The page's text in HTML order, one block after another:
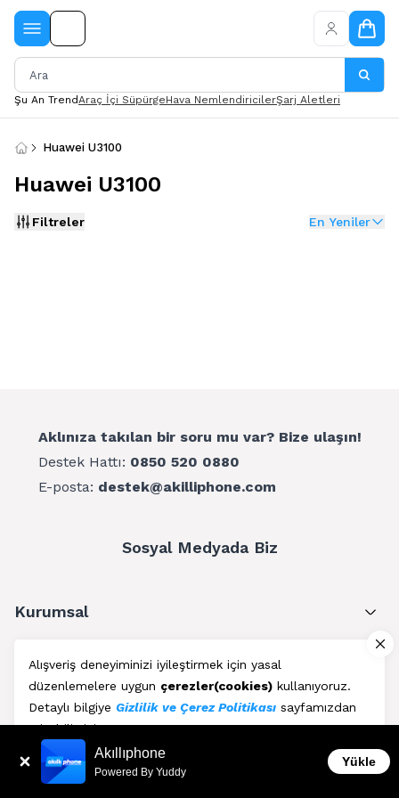
Alışveriş deneyiminizi iyileştirmek için yasal
düzenlemelere uygun çerezler(cookies) kullanıyoruz.
Detaylı bilgiye Gizlilik ve Çerez Politikası sayfamızdan
erişebilirsiniz.
Kabul Et
Şu An TrendAraç İçi SüpürgeHava NemlendiricilerŞarj Aletleri
Huawei U3100
Huawei U3100
Filtreler En Yeniler
Aklınıza takılan bir soru mu var? Bize ulaşın!
Destek Hattı: 0850 520 0880
E-posta: destek@akilliphone.com
Sosyal Medyada Biz
Kurumsal
Müşteri Hizmetleri
Üyelik
Blog Akıllıphone
Powered By Yuddy
Yükle